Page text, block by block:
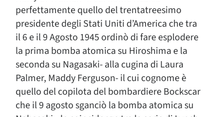
perfettamente quello del trentatreesimo
presidente degli Stati Uniti d’America che tra
il 6 e il 9 Agosto 1945 ordinò di fare esplodere
la prima bomba atomica su Hiroshima e la
seconda su Nagasaki- alla cugina di Laura
Palmer, Maddy Ferguson- il cui cognome è
quello del copilota del bombardiere Bockscar
che il 9 agosto sganciò la bomba atomica su